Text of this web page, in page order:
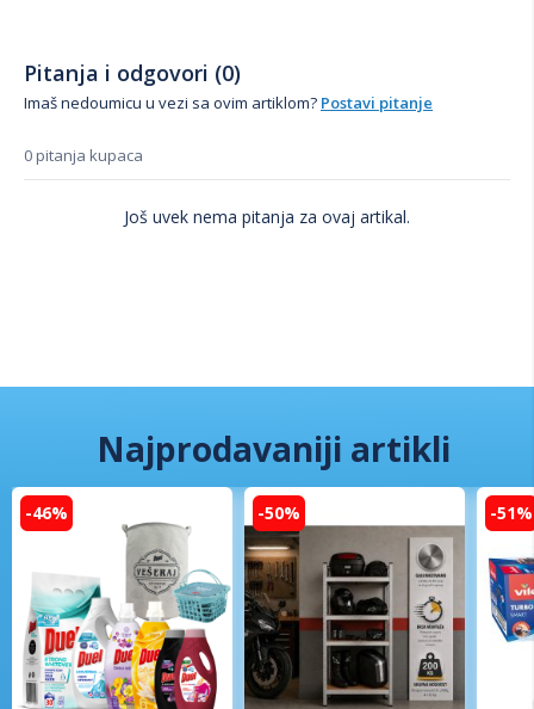
Pitanja i odgovori (0)
Imaš nedoumicu u vezi sa ovim artiklom? Postavi pitanje
0 pitanja kupaca
Još uvek nema pitanja za ovaj artikal.
Najprodavaniji artikli
-46% -50% -51%